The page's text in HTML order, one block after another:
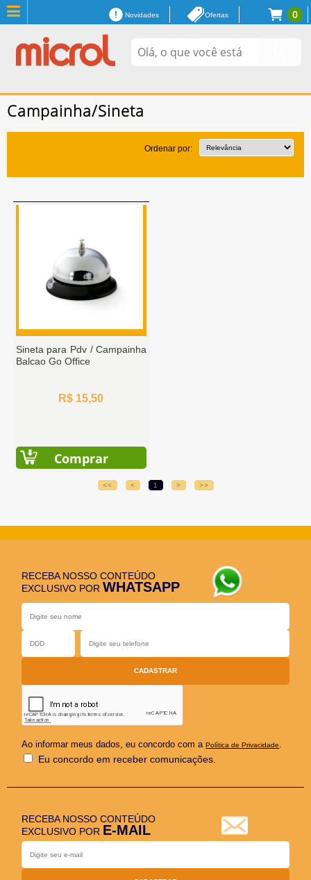
0
Novidades Ofertas
Campainha/Sineta
Ordenar por:
Sineta para Pdv / Campainha
Balcao Go Office
R$ 15,50
Comprar
<< < 1 > >>
RECEBA NOSSO CONTEÚDO
EXCLUSIVO PORWHATSAPP
Ao informar meus dados, eu concordo com aPolítica de Privacidade.
Eu concordo em receber comunicações.
RECEBA NOSSO CONTEÚDO
EXCLUSIVO POR E-MAIL